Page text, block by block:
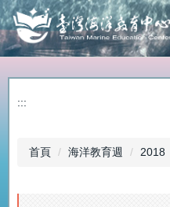
跳
到
主
要
內
:::
首頁 海洋教育週 2018